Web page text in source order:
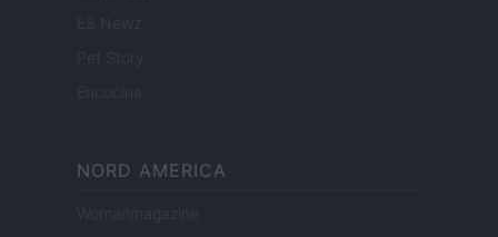
ES Newz
Encocina
NORD AMERICA
Womanmagazine